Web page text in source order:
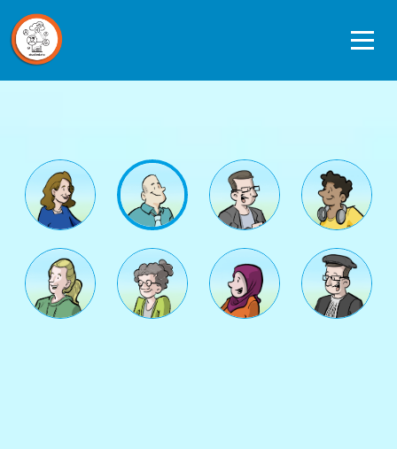
Quickscan Studiedata
Referentiekader privacy en ethiek
Datagedreven werken in de praktijk
Over ons
Contact